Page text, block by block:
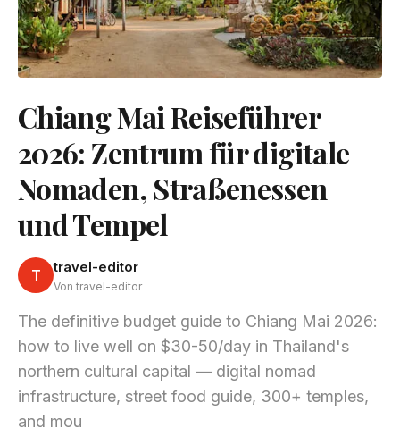
Chiang Mai Reiseführer
2026: Zentrum für digitale
Nomaden, Straßenessen
und Tempel
T travel-editor
Von travel-editor
The definitive budget guide to Chiang Mai 2026:
how to live well on $30-50/day in Thailand's
northern cultural capital — digital nomad
infrastructure, street food guide, 300+ temples,
and mou